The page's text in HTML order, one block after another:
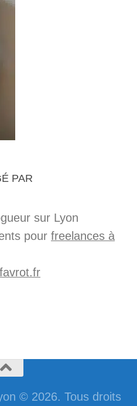
PAR
sur Lyon
pour freelances à
© 2026. Tous droits